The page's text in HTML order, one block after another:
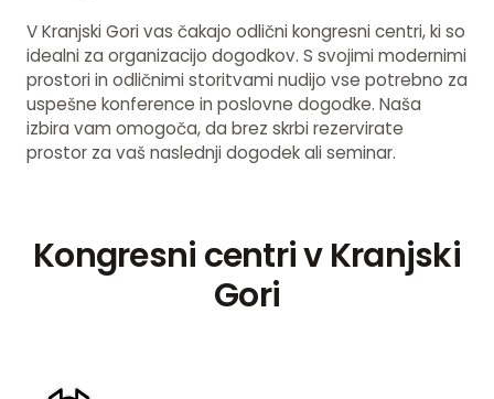
V Kranjski Gori vas čakajo odlični kongresni centri, ki so
idealni za organizacijo dogodkov. S svojimi modernimi
prostori in odličnimi storitvami nudijo vse potrebno za
uspešne konference in poslovne dogodke. Naša
izbira vam omogoča, da brez skrbi rezervirate
prostor za vaš naslednji dogodek ali seminar.
Kongresni centri v Kranjski
Gori